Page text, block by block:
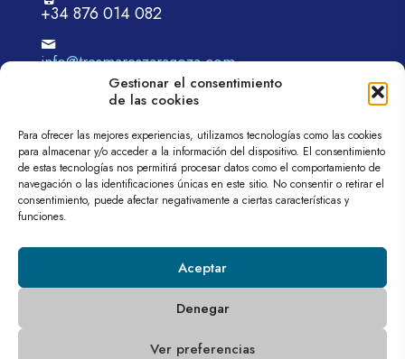
Gestionar el consentimiento
de las cookies
Para ofrecer las mejores experiencias, utilizamos tecnologías como las cookies
para almacenar y/o acceder a la información del dispositivo. El consentimiento
de estas tecnologías nos permitirá procesar datos como el comportamiento de
navegación o las identificaciones únicas en este sitio. No consentir o retirar el
consentimiento, puede afectar negativamente a ciertas características y
funciones.
Aceptar
Denegar
Ver preferencias
+34 876 014 082
info@tresmareszaragoza.com
© 2026 tremareszaragoza.com| Todos los derechos
reservados
Aviso legal
Política de privacidad Política de cookies (UE)
Programa Kit Digital cofinanciado por los fondos Next Generation (EU)